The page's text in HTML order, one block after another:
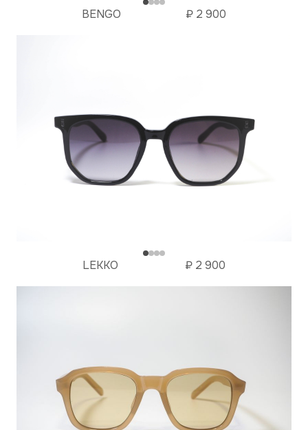
BENGO ₽ 2 900
LEKKO ₽ 2 900